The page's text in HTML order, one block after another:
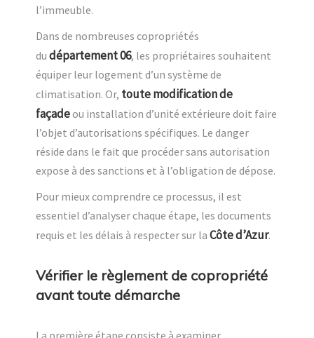
l’immeuble.
Dans de nombreuses copropriétés
du département 06, les propriétaires souhaitent
équiper leur logement d’un système de
climatisation. Or, toute modification de
façadeou installation d’unité extérieure doit faire
l’objet d’autorisations spécifiques. Le danger
réside dans le fait que procéder sans autorisation
expose à des sanctions et à l’obligation de dépose.
Pour mieux comprendre ce processus, il est
essentiel d’analyser chaque étape, les documents
requis et les délais à respecter sur la Côte d’Azur.
Vérifier le règlement de copropriété
avant toute démarche